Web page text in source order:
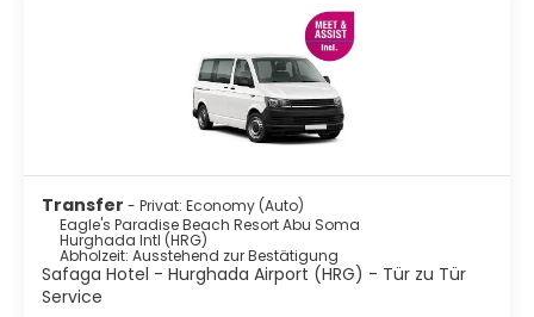
Transfer - Privat: Economy (Auto)
Eagle's Paradise Beach Resort Abu Soma
Hurghada Intl (HRG)
Abholzeit: Ausstehend zur Bestätigung
Safaga Hotel - Hurghada Airport (HRG) - Tür zu Tür
Service